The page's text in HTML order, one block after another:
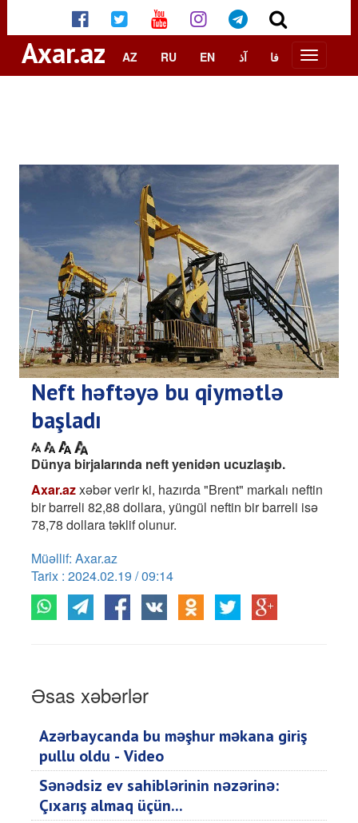
Axar.az AZ RU EN آذ فا
Neft həftəyə bu qiymətlə
başladı
Dünya birjalarında neft yenidən ucuzlaşıb.
Axar.azxəbər verir ki, hazırda "Brent" markalı neftin
bir barreli 82,88 dollara, yüngül neftin bir barreli isə
78,78 dollara təklif olunur.
Müəllif: Axar.az
Tarix : 2024.02.19 / 09:14
Əsas xəbərlər
Azərbaycanda bu məşhur məkana giriş
pullu oldu - Video
Sənədsiz ev sahiblərinin nəzərinə:
Çıxarış almaq üçün...